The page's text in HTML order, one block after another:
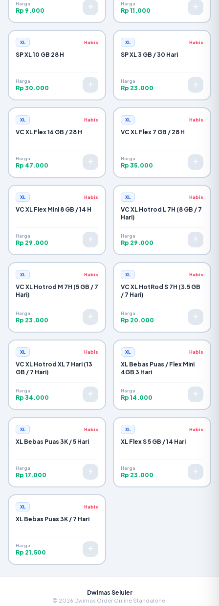
Harga
Rp 9.000
Harga
Rp 11.000
XL Habis
SP XL 10 GB 28 H
Harga
Rp 30.000
XL Habis
SP XL 3 GB / 30 Hari
Harga
Rp 23.000
XL Habis
VC XL Flex 16 GB / 28 H
Harga
Rp 47.000
XL Habis
VC XL Flex 7 GB / 28 H
Harga
Rp 35.000
XL Habis
VC XL Flex Mini 8 GB / 14 H
Harga
Rp 29.000
XL Habis
VC XL Hotrod L 7H (8 GB / 7
Hari)
Harga
Rp 29.000
XL Habis
VC XL Hotrod M 7H (5 GB / 7
Hari)
Harga
Rp 23.000
XL Habis
VC XL HotRod S 7H (3.5 GB
/ 7 Hari)
Harga
Rp 20.000
XL Habis
VC XL Hotrod XL 7 Hari (13
GB / 7 Hari)
Harga
Rp 34.000
XL Habis
XL Bebas Puas / Flex Mini
4GB 3 Hari
Harga
Rp 14.000
XL Habis
XL Bebas Puas 3K / 5 Hari
Harga
Rp 17.000
XL Habis
XL Flex S 5 GB / 14 Hari
Harga
Rp 23.000
XL Habis
XL Bebas Puas 3K / 7 Hari
Harga
Rp 21.500
Dwimas Seluler
© 2026 Dwimas Order Online Standalone.